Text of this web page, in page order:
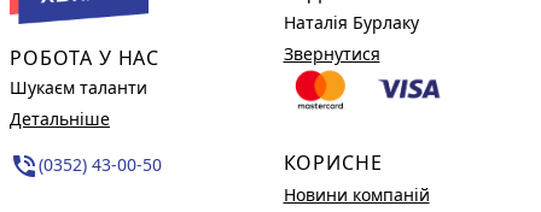
РОБОТА У НАС
Шукаєм таланти
Детальніше
phone_in_talk(0352) 43-00-50
Наталія Бурлаку
Звернутися
КОРИСНЕ
Новини компаній